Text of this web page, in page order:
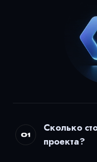
Сколько
проекта?